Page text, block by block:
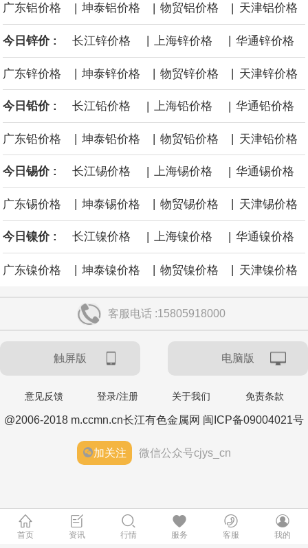
与此同时，中国产汽车在韩国进口车市场中的份额首次超过德国，
成为韩国最大的进口车来源地。
今年以来，国内钽价跳涨，涨幅接近1.4倍。
广东铝价格 | 坤泰铝价格 | 物贸铝价格 | 天津铝价格
今日锌价 : 长江锌价格 上海锌价格 华通锌价格
广东锌价格 | 坤泰锌价格 | 物贸锌价格 | 天津锌价格
今日铅价 : 长江铅价格 | 上海铅价格 | 华通铅价格
广东铅价格 坤泰铅价格 物贸铅价格 天津铅价格
今日锡价 : 长江锡价格 | 上海锡价格 | 华通锡价格
广东锡价格 坤泰锡价格 物贸锡价格 天津锡价格
今日镍价 : 长江镍价格 | 上海镍价格 | 华通镍价格
广东镍价格 | 坤泰镍价格 | 物贸镍价格 | 天津镍价格
客服电话 :15805918000
触屏版 电脑版
意见反馈 登录/注册 关于我们 免责条款
@2006-2018 m.ccmn.cn长江有色金属网 闽ICP备09004021号
加关注 微信公众号cjys_cn
首页 资讯 行情 服务 客服 我的